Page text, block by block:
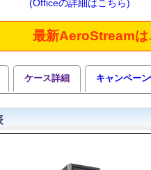
(Officeの詳細はこちら)
最新AeroStreamは
ケース詳細 キャンペー